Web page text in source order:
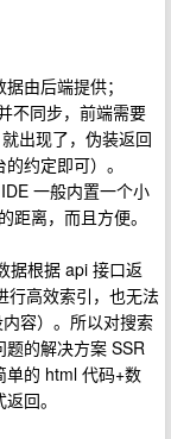
由后端提供；
不同步，前端需要
出现了，伪装返回
约定即可）。
一般内置一个小
距离，而且方便。
据根据 api 接口返
行高效索引，也无法
容）。所以对搜索
的解决方案 SSR
单的 html 代码+数
回。